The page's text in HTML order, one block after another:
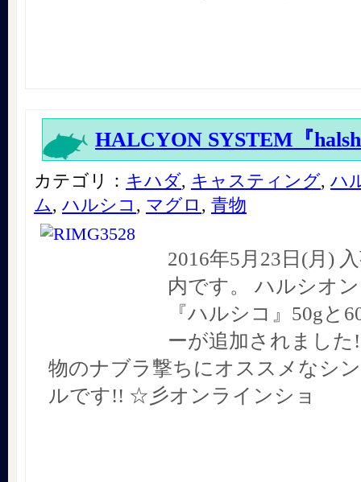
HALCYON SYSTEM『
カテゴリ： キハダ, キャスティング, ハ
ム, ハルシコ , マグロ , 青物
2016年5月23日(月)
内です。 ハルシオ
『ハルシコ』50gと
ーが追加されまし
物のナブラ撃ちにオススメなシ
ルです!! ☆彡オンラインショ